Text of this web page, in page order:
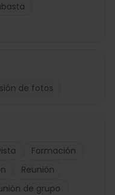
de fotos
Formación
Reunión
de grupo